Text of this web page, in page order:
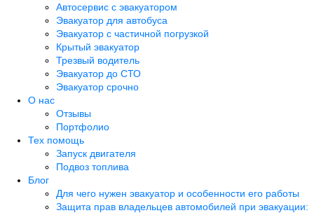
Автосервис с эвакуатором
Эвакуатор для автобуса
Эвакуатор с частичной погрузкой
Крытый эвакуатор
Трезвый водитель
Эвакуатор до СТО
Эвакуатор срочно
О нас
Отзывы
Портфолио
Тех помощь
Запуск двигателя
Подвоз топлива
Блог
Для чего нужен эвакуатор и особенности его работы
Защита прав владельцев автомобилей при эвакуации: